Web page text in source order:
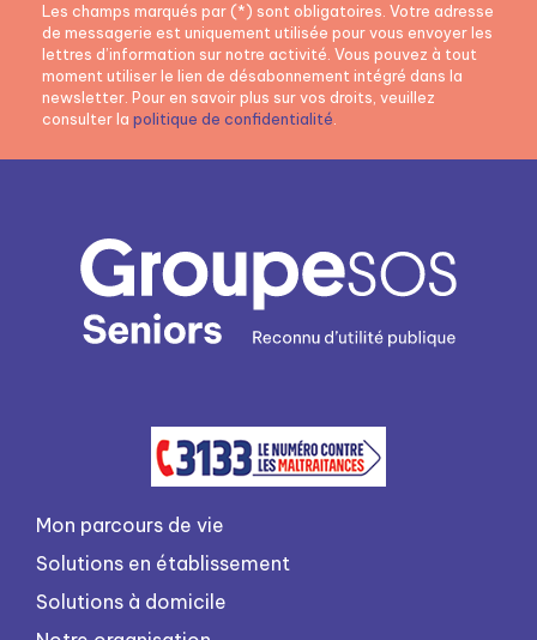
Les champs marqués par (*) sont obligatoires. Votre adresse
de messagerie est uniquement utilisée pour vous envoyer les
lettres d’information sur notre activité. Vous pouvez à tout
moment utiliser le lien de désabonnement intégré dans la
newsletter. Pour en savoir plus sur vos droits, veuillez
consulter la politique de confidentialité.
Mon parcours de vie
Solutions en établissement
Solutions à domicile